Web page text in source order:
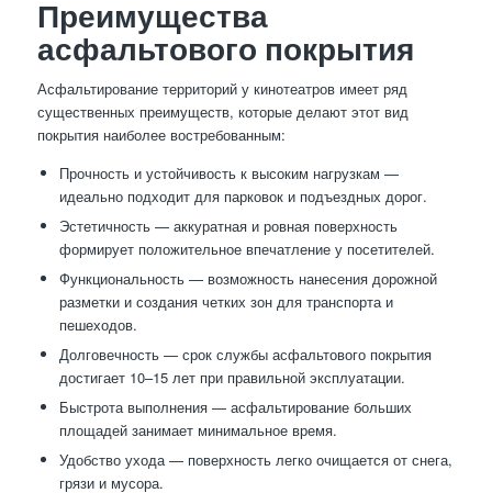
Преимущества
асфальтового покрытия
Асфальтирование территорий у кинотеатров имеет ряд
существенных преимуществ, которые делают этот вид
покрытия наиболее востребованным:
Прочность и устойчивость к высоким нагрузкам —
идеально подходит для парковок и подъездных дорог.
Эстетичность — аккуратная и ровная поверхность
формирует положительное впечатление у посетителей.
Функциональность — возможность нанесения дорожной
разметки и создания четких зон для транспорта и
пешеходов.
Долговечность — срок службы асфальтового покрытия
достигает 10–15 лет при правильной эксплуатации.
Быстрота выполнения — асфальтирование больших
площадей занимает минимальное время.
Удобство ухода — поверхность легко очищается от снега,
грязи и мусора.